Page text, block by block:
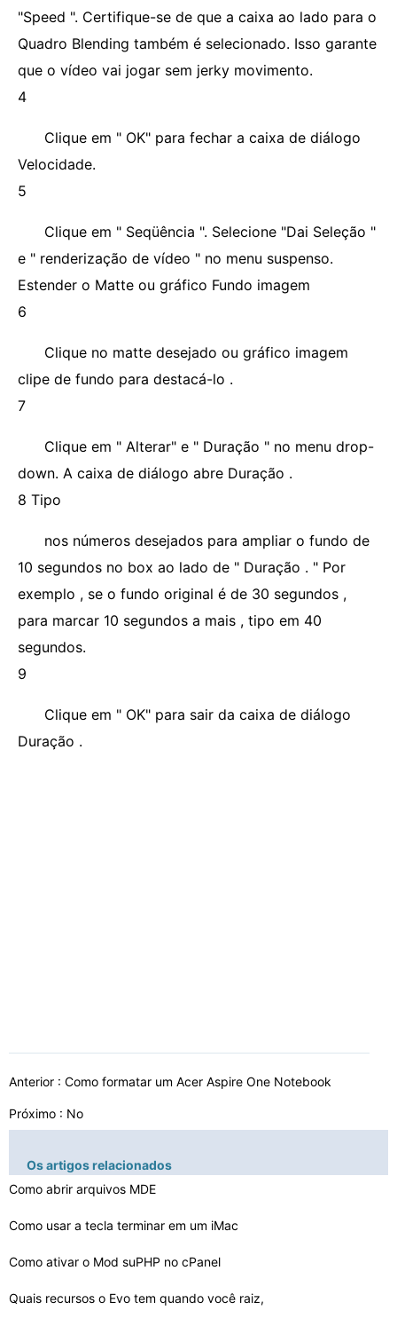
"Speed ​​". Certifique-se de que a caixa ao lado para o
Quadro Blending também é selecionado. Isso garante
que o vídeo vai jogar sem jerky movimento.
4
Clique em " OK" para fechar a caixa de diálogo
Velocidade.
5
Clique em " Seqüência ". Selecione "Dai Seleção "
e " renderização de vídeo " no menu suspenso.
Estender o Matte ou gráfico Fundo imagem
6
Clique no matte desejado ou gráfico imagem
clipe de fundo para destacá-lo .
7
Clique em " Alterar" e " Duração " no menu drop-
down. A caixa de diálogo abre Duração .
8 Tipo
nos números desejados para ampliar o fundo de
10 segundos no box ao lado de " Duração . " Por
exemplo , se o fundo original é de 30 segundos ,
para marcar 10 segundos a mais , tipo em 40
segundos.
9
Clique em " OK" para sair da caixa de diálogo
Duração .
Anterior : Como formatar um Acer Aspire One Notebook
Próximo : No
Os artigos relacionados
Como abrir arquivos MDE
Como usar a tecla terminar em um iMac
Como ativar o Mod suPHP no cPanel
Quais recursos o Evo tem quando você raiz,